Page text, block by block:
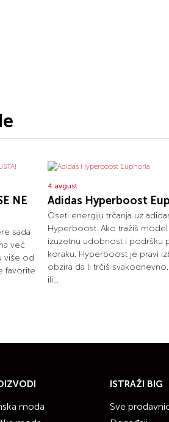
NE
sada
već
više od
favorite
4 avgust
Adidas Hyperboost
Oseti energiju trčanja uz
Hyperboost. Ako tražiš
izuzetnu udobnost i podršku
koraku, Hyperboost je pravi
obzira da li trčiš
ili...
moda
ISTRAŽI BIG
Sve